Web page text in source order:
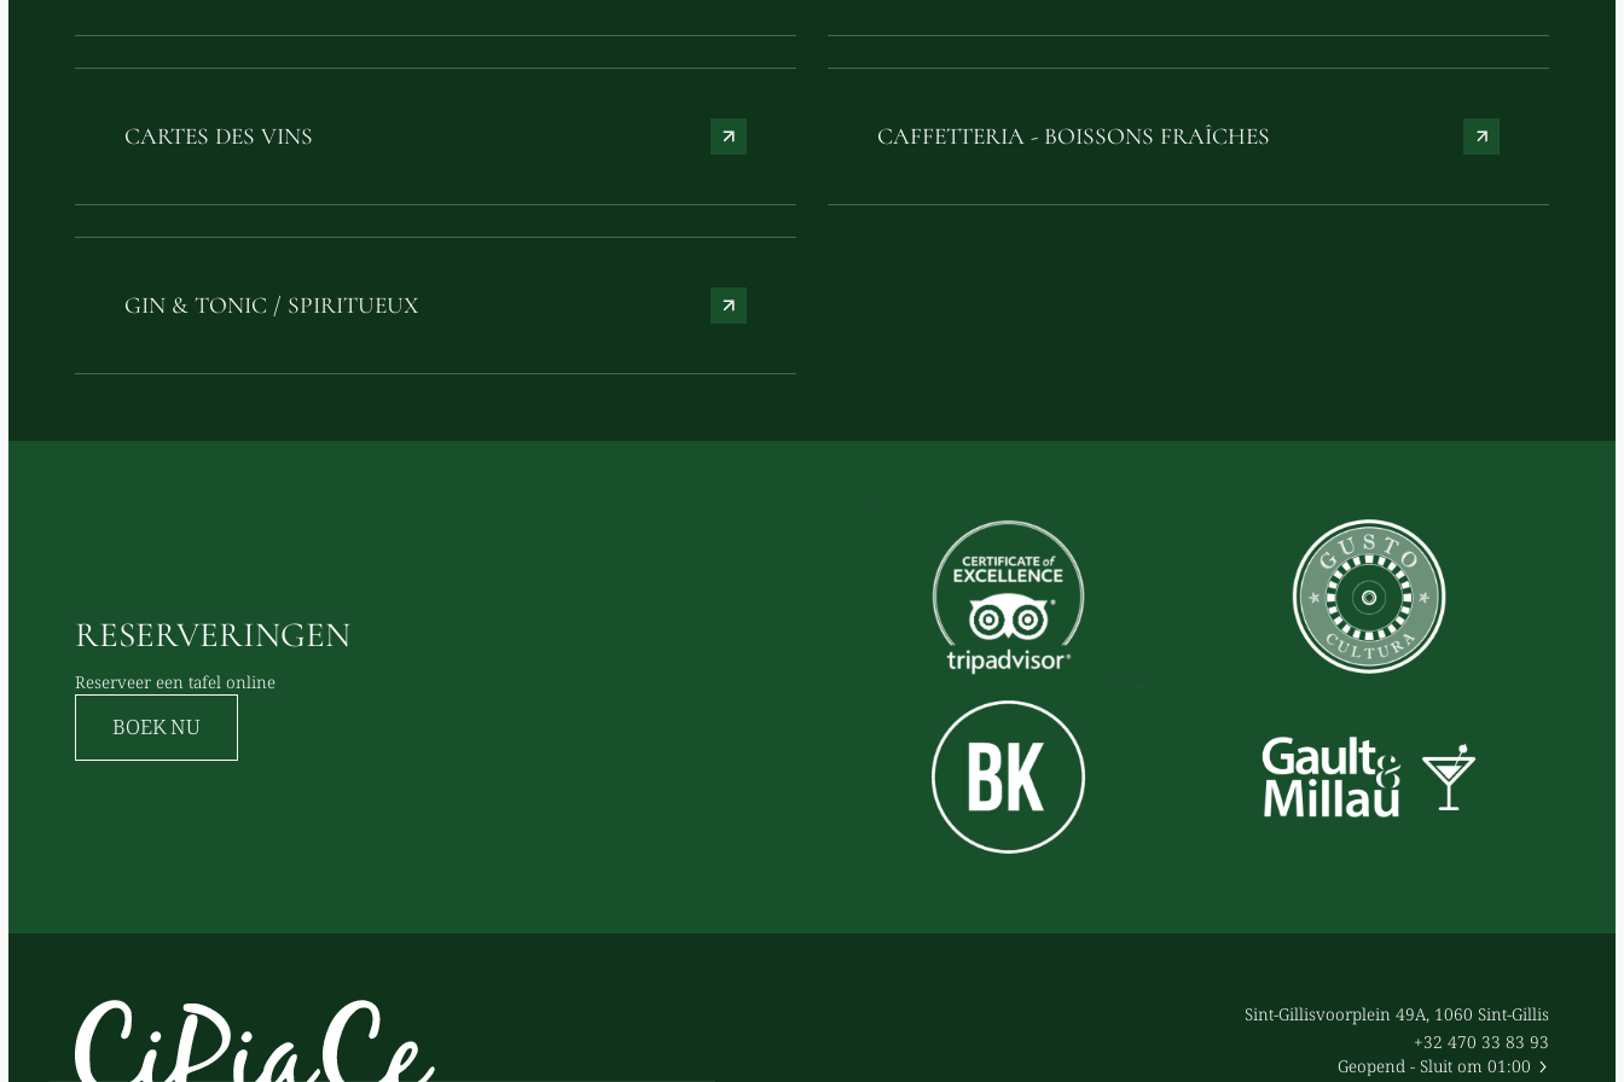
CARTES DES VINS CAFFETTERIA - BOISSONS FRAÎCHES
GIN & TONIC / SPIRITUEUX
RESERVERINGEN
Reserveer een tafel online
BOEK NU
Sint-Gillisvoorplein 49A, 1060 Sint-Gillis
+32 470 33 83 93
Geopend - Sluit om 01:00